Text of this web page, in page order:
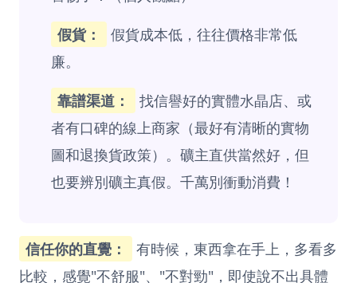
假貨：
假貨成本低，往往價格非常低
廉。
靠譜渠道：
找信譽好的實體水晶店、或
者有口碑的線上商家（最好有清晰的實物
圖和退換貨政策）。礦主直供當然好，但
也要辨別礦主真假。千萬別衝動消費！
信任你的直覺：
有時候，東西拿在手上，多看多
比較，感覺"不舒服"、"不對勁"，即使說不出具體